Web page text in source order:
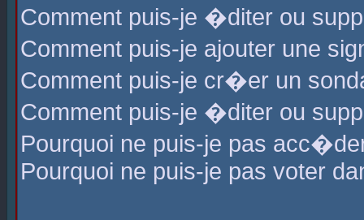
Comment puis-je �diter ou
Comment puis-je ajouter une
Comment puis-je cr�er un
Comment puis-je �diter ou
Pourquoi ne puis-je pas
Pourquoi ne puis-je pas voter